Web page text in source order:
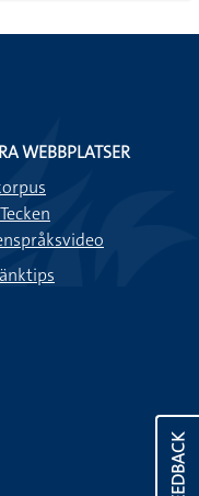
FEEDBACK
WEBBPLATSER